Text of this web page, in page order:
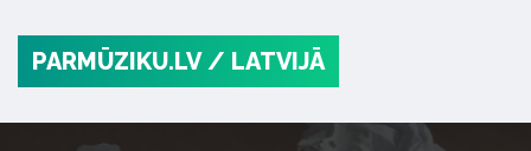
PARMŪZIKU.LV / LATVIJĀ